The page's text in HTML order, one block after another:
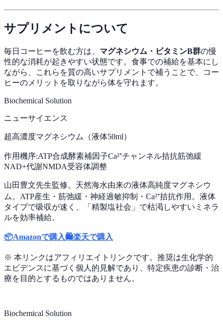
サプリメントについて
毎日コーヒーを飲む方は、 マグネシウム・ビタミンB群の慢
性的な消耗が起きやすい状態です。食事での補給を基本にし
ながら、これらを質の高いサプリメントで補うことで、コー
ヒーのメリットを取りながら体を守れます。
Biochemical Solution
ニューサイエンス
超高濃度マグネシウム（液体50ml）
作用機序:ATP合成酵素補因子Ca²⁺チャンネル拮抗筋弛緩
NAD+代謝NMDA受容体調整
山田豊文先生監修。天然海水由来の液体高純度マグネシウ
ム。ATP産生・筋弛緩・神経過敏抑制・Ca²⁺拮抗作用。液体
タイプで吸収が速く、「精製塩社会」で枯渇しやすいミネラ
ルを効率補給。
📦Amazonで購入🛍️楽天で購入
※ 本リンクはアフィリエイトリンクです。推奨は生化学的
エビデンスに基づく個人的見解であり、特定疾患の診断・治
療を目的とするものではありません。
Biochemical Solution